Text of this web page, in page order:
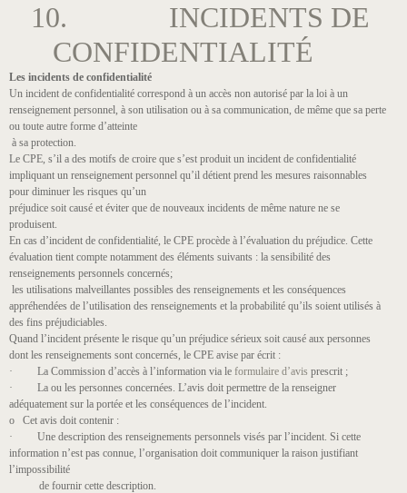
10. INCIDENTS DE
CONFIDENTIALITÉ
Les incidents de confidentialité
Un incident de confidentialité correspond à un accès non autorisé par la loi à un
renseignement personnel, à son utilisation ou à sa communication, de même que sa perte
ou toute autre forme d’atteinte
à sa protection.
Le CPE, s’il a des motifs de croire que s’est produit un incident de confidentialité
impliquant un renseignement personnel qu’il détient prend les mesures raisonnables
pour diminuer les risques qu’un
préjudice soit causé et éviter que de nouveaux incidents de même nature ne se
produisent.
En cas d’incident de confidentialité, le CPE procède à l’évaluation du préjudice. Cette
évaluation tient compte notamment des éléments suivants : la sensibilité des
renseignements personnels concernés;
les utilisations malveillantes possibles des renseignements et les conséquences
appréhendées de l’utilisation des renseignements et la probabilité qu’ils soient utilisés à
des fins préjudiciables.
Quand l’incident présente le risque qu’un préjudice sérieux soit causé aux personnes
dont les renseignements sont concernés, le CPE avise par écrit :
· La Commission d’accès à l’information via le formulaire d’avis prescrit ;
· La ou les personnes concernées. L’avis doit permettre de la renseigner
adéquatement sur la portée et les conséquences de l’incident.
o Cet avis doit contenir :
· Une description des renseignements personnels visés par l’incident. Si cette
information n’est pas connue, l’organisation doit communiquer la raison justifiant
l’impossibilité
de fournir cette description.